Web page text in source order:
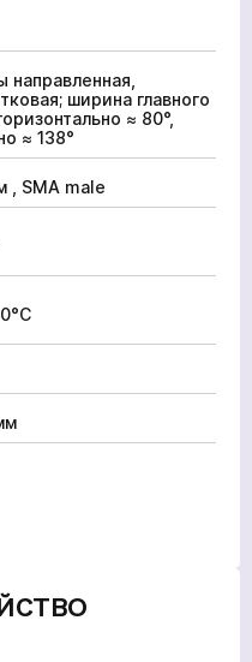
направленная,
ширина главного
≈ 80°,
≈ 138°
, SMA male